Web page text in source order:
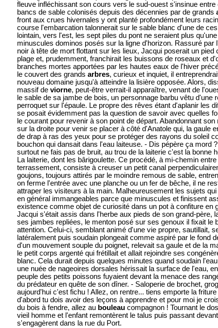
fleuve infléchissant son cours vers le sud-ouest s'insinue
bancs de sable colonisés depuis des décennies par de grands
front aux crues hivernales y ont planté profondément leurs
course l'embarcation talonnerait sur le sable blanc d'une de
lointain, vers l'est, les sept piles du pont ne seraient plus
minuscules dominos posés sur la ligne d'horizon. Rassuré par
noir à tête de mort flottant sur les lieux, Jacqui poserait un pied
plage et, prudemment, franchirait les buissons de roseaux et
branches mortes apportées par les hautes eaux de l'hiver
le couvert des grands arbres, curieux et inquiet, il
nouveau domaine jusqu'à atteindre la lisière opposée. Alors,
massif de viorne, peut-être verrait-il apparaître, venant de
le sable de sa jambe de bois, un personnage barbu vêtu d'une
perroquet sur l'épaule. Le propre des rêves étant d'aplanir les
se posait évidemment pas la question de savoir avec quelles
le courant pour revenir à son point de départ. Abandonnant
sur la droite pour venir se placer à côté d'Anatole qui, la gaule
de drap à ras des yeux pour se protéger des rayons du soleil
bouchon qui dansait dans l'eau laiteuse. - Dis pépère ça mord
surtout ne fais pas de bruit, au trou de la laiterie c'est la bonne
La laiterie, dont les bârigoulette. Ce procédé, à mi-chemin
terrassement, consiste à creuser un petit canal
goujons, toujours attirés par le moindre remous de sable,
on ferme l'entrée avec une planche ou un fer de bêche, il ne
attraper les visiteurs à la main. Malheureusement les sujets
en général immangeables parce que minuscules et finissent
existence comme objet de curiosité dans un pot à confiture en
Jacqui s'était assis dans l'herbe aux pieds de son grand-père,
ses jambes repliées, le menton posé sur ses genoux il fixait le
attention. Celui-ci, semblant animé d'une vie propre, sautillait,
latéralement puis soudain plongeait comme aspiré par le fond
d'un mouvement souple du poignet, relevait sa gaule et de la
le petit corps argenté qui frétillait et allait rejoindre ses
blanc. Cela durait depuis quelques minutes quand soudain
une nuée de nageoires dorsales hérissait la surface de l'eau,
peuple des petits poissons fuyaient devant la menace des
du prédateur en quête de son dîner. - Saloperie de brochet,
aujourd'hui c'est fichu ! Allez, on rentre... tiens emporte la
d'abord tu dois avoir des leçons à apprendre et pour moi je
du bois à fendre, allez au bouleau compagnon ! Tournant le
vieil homme et l'enfant remontèrent le talus puis passant
s'engagèrent dans la rue du Port.